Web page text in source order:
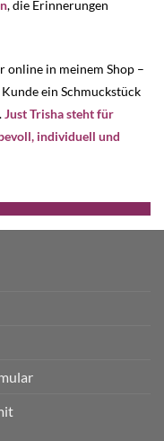
, die Erinnerungen
online in meinem Shop –
ein Schmuckstück
Just Trisha steht für
individuell und